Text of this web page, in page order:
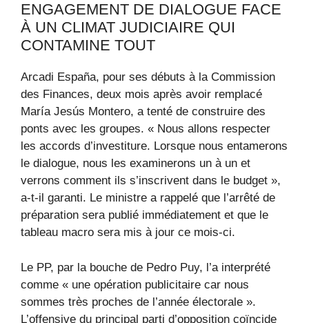
ENGAGEMENT DE DIALOGUE FACE
À UN CLIMAT JUDICIAIRE QUI
CONTAMINE TOUT
Arcadi España, pour ses débuts à la Commission
des Finances, deux mois après avoir remplacé
María Jesús Montero, a tenté de construire des
ponts avec les groupes. « Nous allons respecter
les accords d’investiture. Lorsque nous entamerons
le dialogue, nous les examinerons un à un et
verrons comment ils s’inscrivent dans le budget »,
a-t-il garanti. Le ministre a rappelé que l’arrêté de
préparation sera publié immédiatement et que le
tableau macro sera mis à jour ce mois-ci.
Le PP, par la bouche de Pedro Puy, l’a interprété
comme « une opération publicitaire car nous
sommes très proches de l’année électorale ».
L’offensive du principal parti d’opposition coïncide